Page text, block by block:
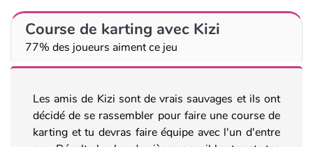
Course de karting avec Kizi
77% des joueurs aiment ce jeu
Les amis de Kizi sont de vrais sauvages et ils ont
décidé de se rassembler pour faire une course de
karting et tu devras faire équipe avec l'un d'entre